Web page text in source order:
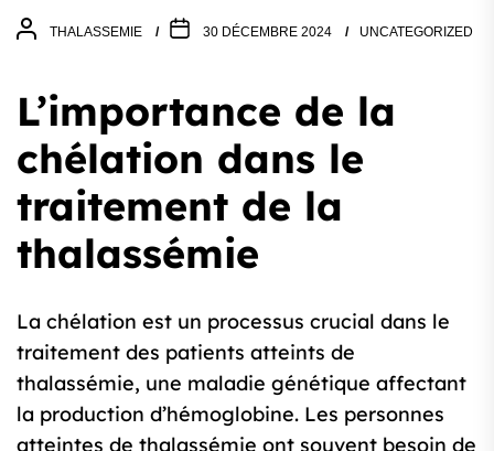
THALASSEMIE 30 DÉCEMBRE 2024 UNCATEGORIZED
L’importance de la
chélation dans le
traitement de la
thalassémie
La chélation est un processus crucial dans le
traitement des patients atteints de
thalassémie, une maladie génétique affectant
la production d’hémoglobine. Les personnes
atteintes de thalassémie ont souvent besoin de